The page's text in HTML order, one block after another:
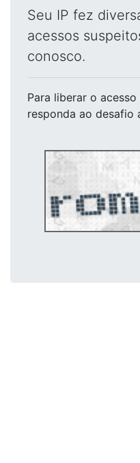
Seu IP fez
acessos
conosco.
Para liberar o acesso
responda ao desafio